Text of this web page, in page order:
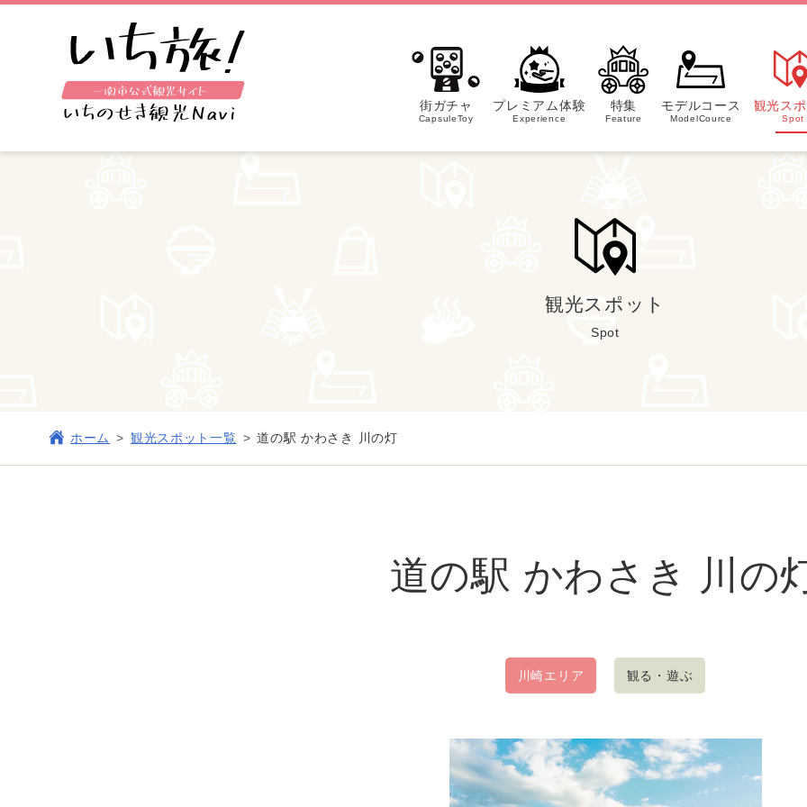
街ガチャ
CapsuleToy
プレミアム体験
Experience
特集
Feature
モデルコース
ModelCource
観光ス
Spot
観光スポット
Spot
ホーム 観光スポット一覧 道の駅 かわさき 川の灯
道の駅 かわさき 川の
川崎エリア 観る・遊ぶ